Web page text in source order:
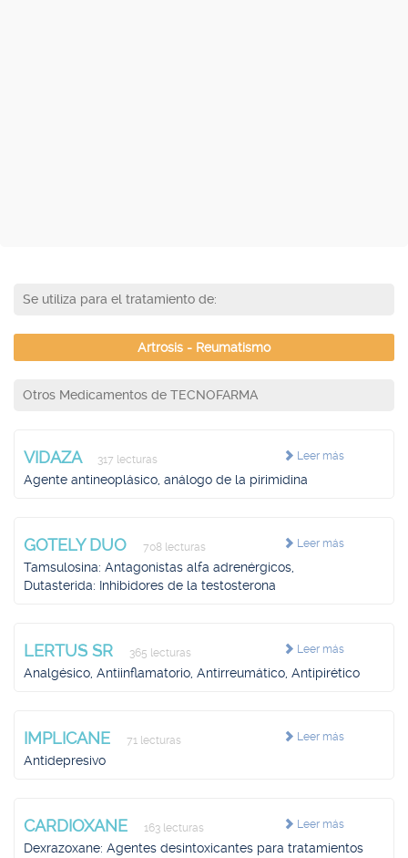
Se utiliza para el tratamiento de:
Artrosis - Reumatismo
Otros Medicamentos de TECNOFARMA
Leer más
VIDAZA 317 lecturas
Agente antineoplásico, análogo de la pirimidina
Leer más
GOTELY DUO 708 lecturas
Tamsulosina: Antagonistas alfa adrenérgicos,
Dutasterida: Inhibidores de la testosterona
Leer más
LERTUS SR 365 lecturas
Analgésico, Antiinflamatorio, Antirreumático, Antipirético
Leer más
IMPLICANE 71 lecturas
Antidepresivo
Leer más
CARDIOXANE 163 lecturas
Dexrazoxane: Agentes desintoxicantes para tratamientos